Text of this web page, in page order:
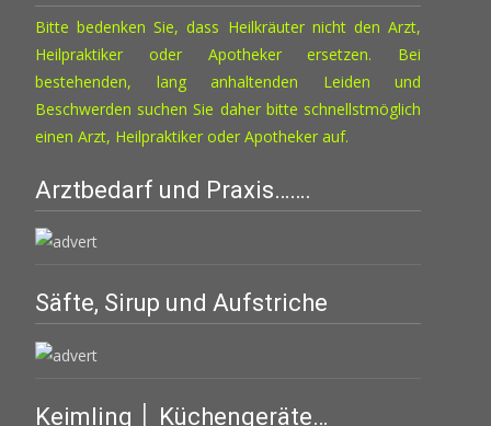
Bitte bedenken Sie, dass Heilkräuter nicht den Arzt,
Heilpraktiker oder Apotheker ersetzen. Bei
bestehenden, lang anhaltenden Leiden und
Beschwerden suchen Sie daher bitte schnellstmöglich
einen Arzt, Heilpraktiker oder Apotheker auf.
Arztbedarf und Praxis…….
Säfte, Sirup und Aufstriche
Keimling │ Küchengeräte…